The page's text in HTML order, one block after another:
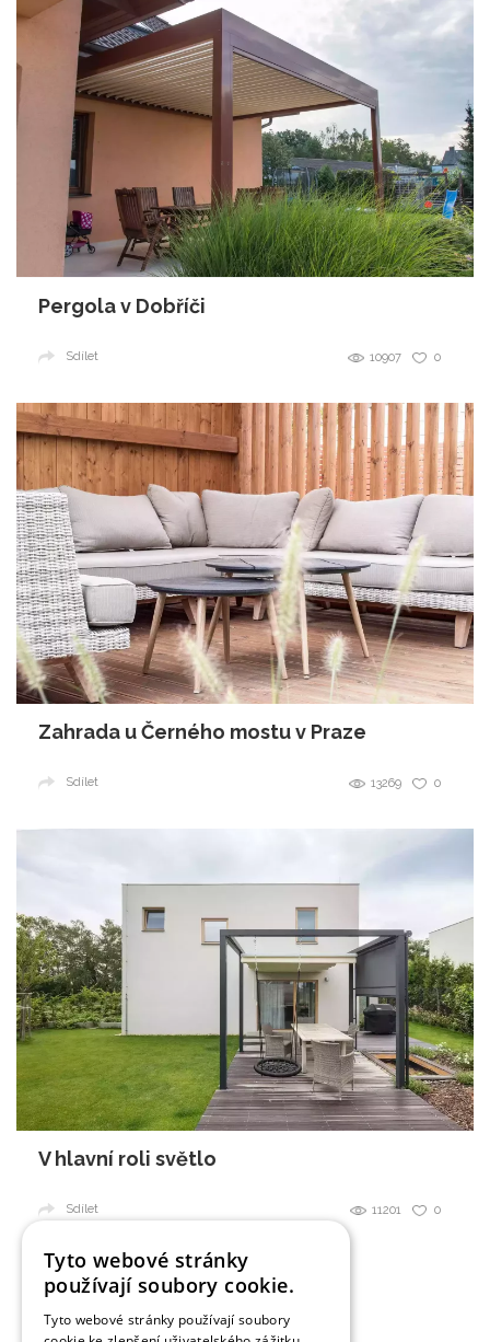
Pergola v Dobříči
0
10907
Sdílet
Zahrada u Černého mostu v Praze
0
13269
Sdílet
V hlavní roli světlo
0
11201
Sdílet
Tyto webové stránky
používají soubory cookie.
Tyto webové stránky používají soubory